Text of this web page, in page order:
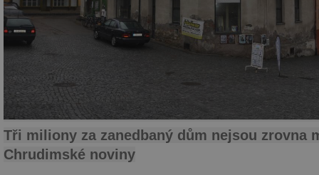
Tři miliony za zanedbaný dům nejsou zrovna
Chrudimské noviny